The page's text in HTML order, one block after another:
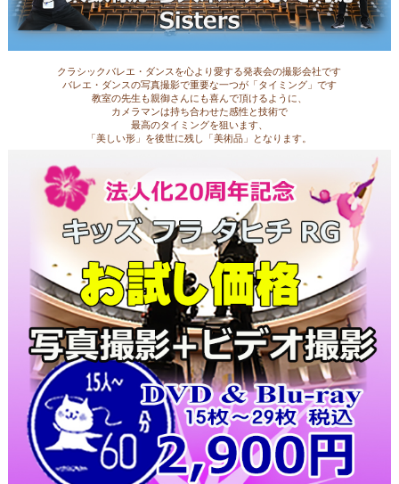
クラシックバレエ・ダンスを心より愛する発表会の撮影会社です
バレエ・ダンスの写真撮影で重要な一つが「タイミング」です
教室の先生も親御さんにも喜んで頂けるように、
カメラマンは持ち合わせた感性と技術で
最高のタイミングを狙います、
「美しい形」を後世に残し「美術品」となります。